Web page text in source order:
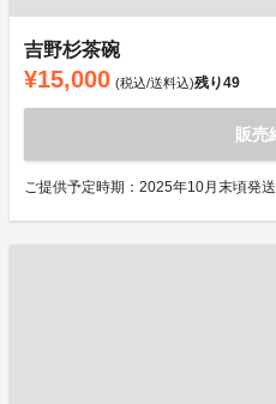
吉野杉茶碗
¥15,000 (税込/送料込)残り49
販売
ご提供予定時期：2025年10月末頃発送